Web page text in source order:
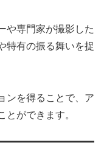
や専門家が撮影した
特有の振る舞いを捉
ンを得ることで、ア
とができます。